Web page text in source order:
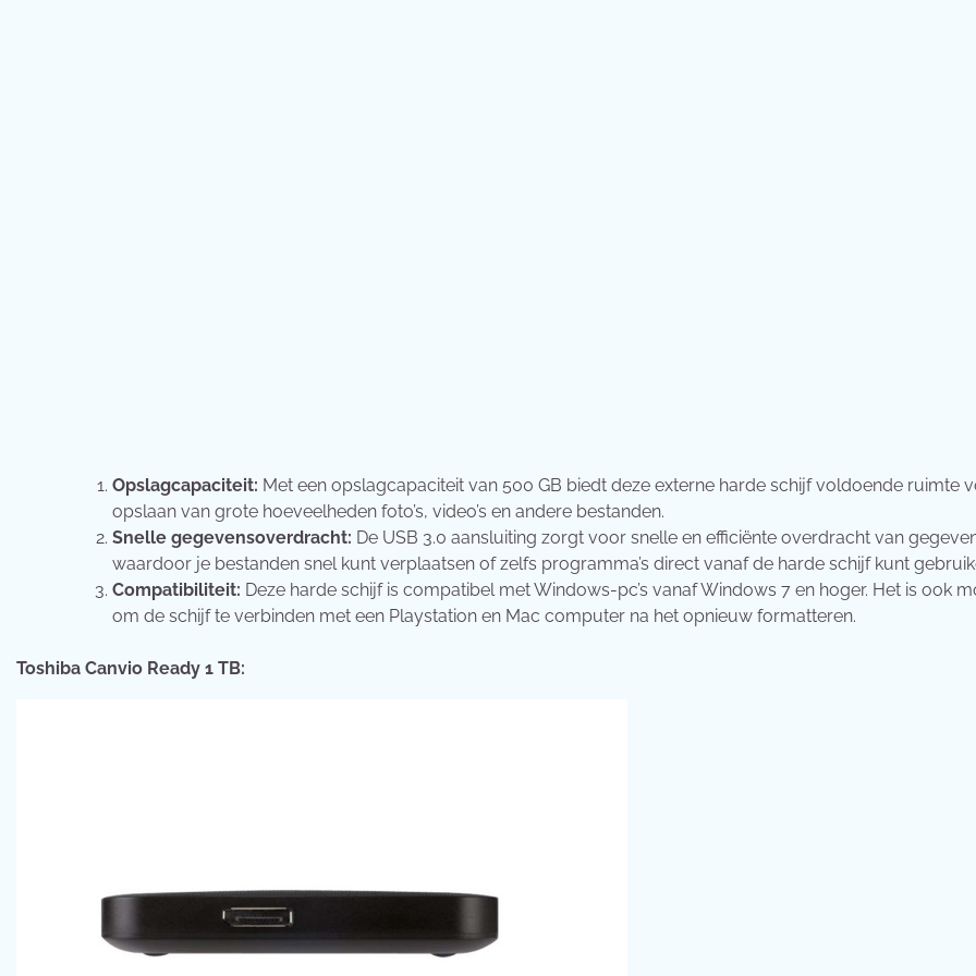
Opslagcapaciteit: Met een opslagcapaciteit van 500 GB biedt deze externe harde schijf voldoende ruimte
opslaan van grote hoeveelheden foto’s, video’s en andere bestanden.
Snelle gegevensoverdracht: De USB 3.0 aansluiting zorgt voor snelle en efficiënte overdracht van
waardoor je bestanden snel kunt verplaatsen of zelfs programma’s direct vanaf de harde schijf kunt
Compatibiliteit: Deze harde schijf is compatibel met Windows-pc’s vanaf Windows 7 en hoger. Het is ook
om de schijf te verbinden met een Playstation en Mac computer na het opnieuw formatteren.
Toshiba Canvio Ready 1 TB: